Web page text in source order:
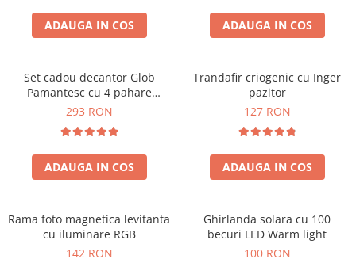
Cadouri Fete
Pentru Copilul din tine
Cadouri de Casa Noua
Cadouri Majorat
Cadouri pentru Nasi
Cadouri pentru Bunici
Cadouri pentru Prieteni
Cel ce are tot
Cadouri Nunta si Cununie civila
Cani si Termosuri
Jocuri si Puzzle
Seturi de caligrafie
Cadouri Sfantul Alexandru
Cadouri Constantin si Elena
Cadouri Sfanta Maria
Cadouri Sfintii Mihail si Gavriil
ADAUGA IN COS ADAUGA IN COS
Set cadou decantor Glob
Pamantesc cu 4 pahare
Deluxe
293 RON
ADAUGA IN COS
Trandafir criogenic cu Inger
pazitor
127 RON
ADAUGA IN COS
Rama foto magnetica levitanta
cu iluminare RGB
142 RON
Ghirlanda solara cu 100
becuri LED Warm light
100 RON